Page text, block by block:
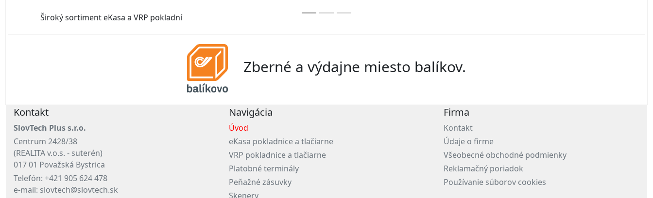
Široký sortiment eKasa a VRP pokladní
Zberné a výdajne miesto balíkov.
Kontakt
SlovTech Plus s.r.o.
Centrum 2428/38
(REALITA v.o.s. - suterén)
017 01 Považská Bystrica
Telefón: +421 905 624 478
e-mail: slovtech@slovtech.sk
Navigácia
Úvod
eKasa pokladnice a tlačiarne
VRP pokladnice a tlačiarne
Platobné terminály
Peňažné zásuvky
Skenery
Firma
Kontakt
Údaje o firme
Všeobecné obchodné podmienky
Reklamačný poriadok
Používanie súborov cookies